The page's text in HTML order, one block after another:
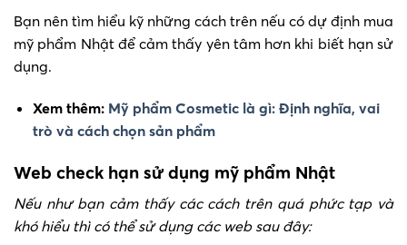
Bạn nên tìm hiểu kỹ những cách trên nếu có dự định mua
mỹ phẩm Nhật để cảm thấy yên tâm hơn khi biết hạn sử
dụng.
Xem thêm: Mỹ phẩm Cosmetic là gì: Định nghĩa, vai
trò và cách chọn sản phẩm
Web check hạn sử dụng mỹ phẩm Nhật
Nếu như bạn cảm thấy các cách trên quá phức tạp và
khó hiểu thì có thể sử dụng các web sau đây: